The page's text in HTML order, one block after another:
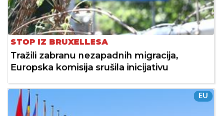
STOP IZ BRUXELLESA
Tražili zabranu nezapadnih migracija,
Europska komisija srušila inicijativu
EU